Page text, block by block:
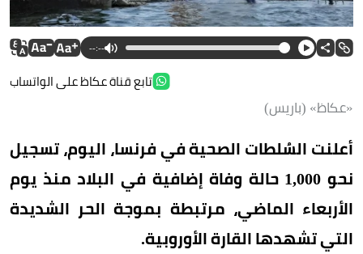
--:--
تابع قناة عكاظ على الواتساب
«عكاظ» (باريس)
أعلنت السُلطات الصحية في فرنسا، اليوم، تسجيل
نحو 1,000 حالة وفاة إضافية في البلاد منذ يوم
الأربعاء الماضي، مرتبطة بموجة الحر الشديدة
التي تشهدها القارة الأوروبية.